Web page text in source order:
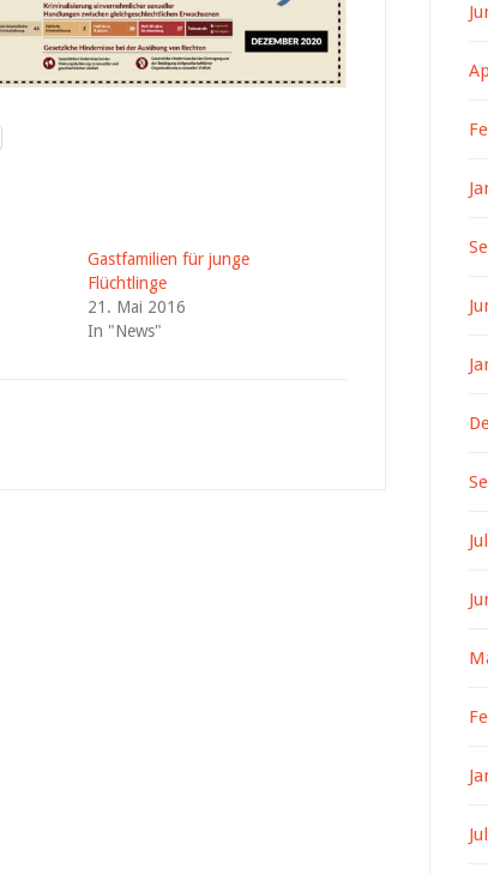
Gastfamilien für junge
Flüchtlinge
21. Mai 2016
In "News"